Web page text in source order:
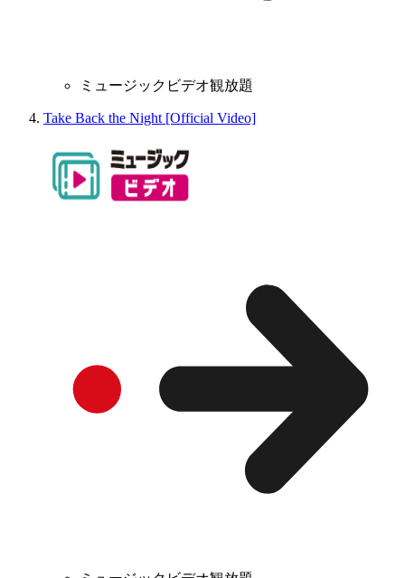
ミュージックビデオ観放題
Take Back the Night [Official Video]